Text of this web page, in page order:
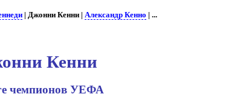
| Джонни Кенни | Александр Кенно | ...
Кенни
чемпионов УЕФА